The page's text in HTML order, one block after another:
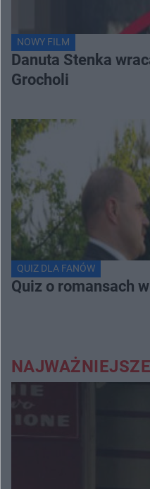
NOWY FILM
Danuta Stenka
Grocholi
QUIZ DLA FANÓW
Quiz o romansach